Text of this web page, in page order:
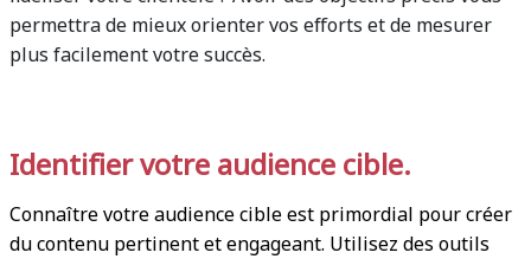
permettra de mieux orienter vos efforts et de mesurer
plus facilement votre succès.
Identifier votre audience cible.
Connaître votre audience cible est primordial pour créer
du contenu pertinent et engageant. Utilisez des outils